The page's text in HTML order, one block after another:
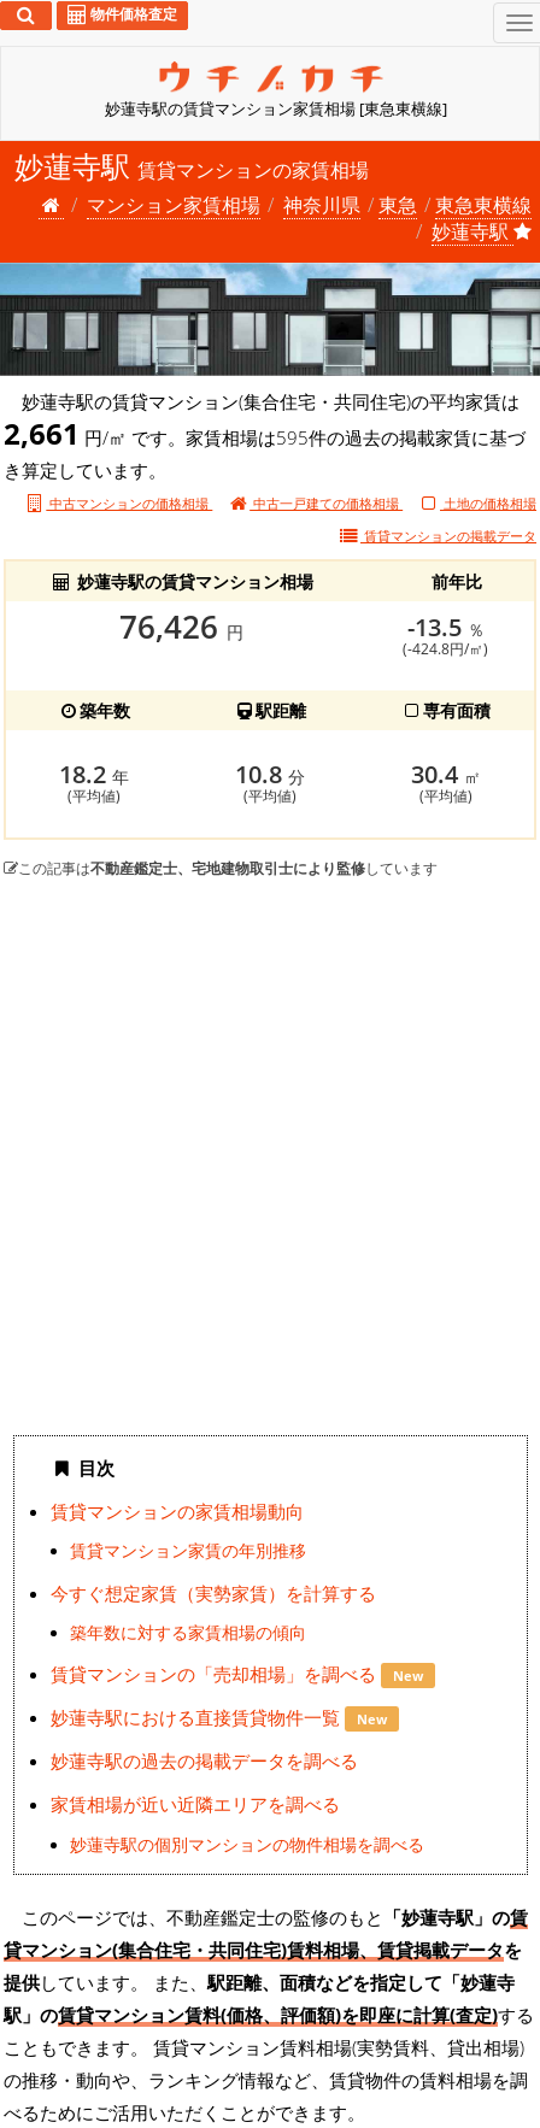
妙蓮寺駅の賃貸マンション家賃相場 [東急東横線]
物件価格査定
妙蓮寺駅 賃貸マンションの家賃相場
マンション家賃相場
神奈川県 東急
東急東横線
妙蓮寺駅
妙蓮寺駅の賃貸マンション(集合住宅・共同住宅)の平均家賃は
2,661 円/㎡ です。家賃相場は595件の過去の掲載家賃に基づ
き算定しています。
中古マンションの価格相場 中古一戸建ての価格相場
土地の価格相場
賃貸マンションの掲載データ
妙蓮寺駅の賃貸マンション相場 前年比
76,426 円 -13.5 ％
(-424.8円/㎡)
築年数 駅距離 専有面積
18.2 年
(平均値)
10.8 分
(平均値)
30.4 ㎡
(平均値)
この記事は不動産鑑定士、宅地建物取引士により監修しています
目次
賃貸マンションの家賃相場動向
賃貸マンション家賃の年別推移
今すぐ想定家賃（実勢家賃）を計算する
築年数に対する家賃相場の傾向
賃貸マンションの「売却相場」を調べる New
妙蓮寺駅における直接賃貸物件一覧 New
妙蓮寺駅の過去の掲載データを調べる
家賃相場が近い近隣エリアを調べる
妙蓮寺駅の個別マンションの物件相場を調べる
このページでは、不動産鑑定士の監修のもと 「妙蓮寺駅」の賃
貸マンション(集合住宅・共同住宅)賃料相場、賃貸掲載データを
提供しています。 また、駅距離、面積などを指定して「妙蓮寺
駅」の賃貸マンション賃料(価格、評価額)を即座に計算(査定)する
こともできます。 賃貸マンション賃料相場(実勢賃料、貸出相場)
の推移・動向や、ランキング情報など、賃貸物件の賃料相場を調
べるためにご活用いただくことができます。